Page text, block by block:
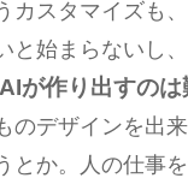
カスタマイズも
と始まらないし、
AIが作り出すのは
のデザインを出
とか。人の仕事